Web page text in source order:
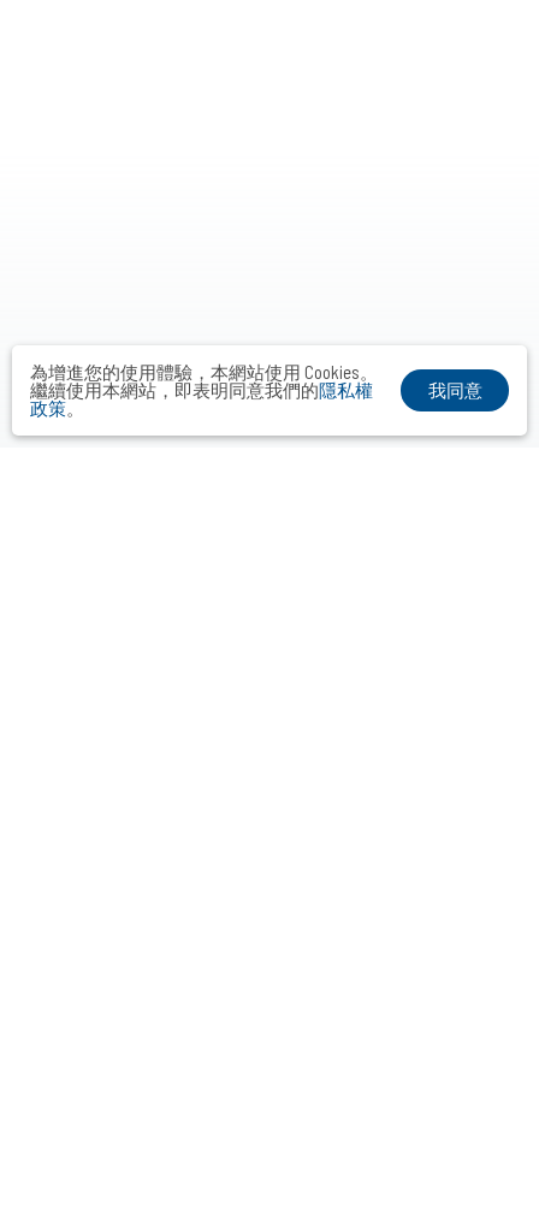
為增進您的使用體驗，本網站使用 Cookies。
繼續使用本網站，即表明同意我們的隱私權
政策。
我同意